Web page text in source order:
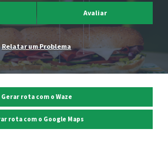
Avaliar
Relatar um Problema
Gerar rota com o Waze
rota com o Google Maps